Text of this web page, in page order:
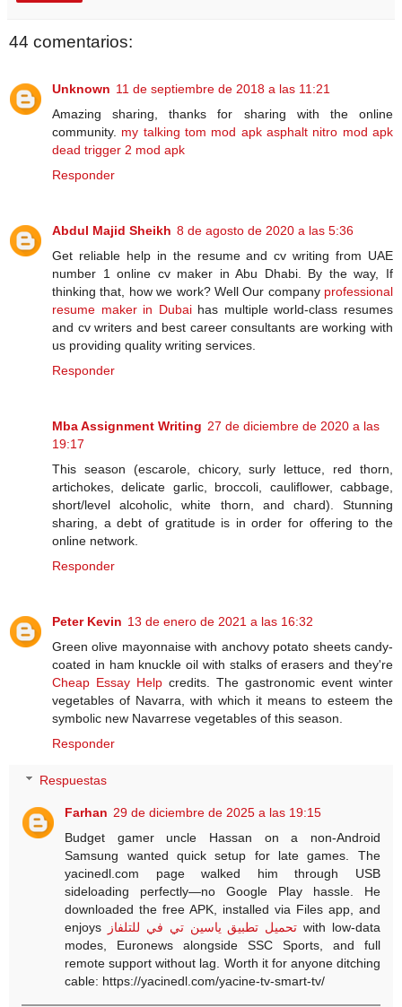
44 comentarios:
Unknown 11 de septiembre de 2018 a las 11:21
Amazing sharing, thanks for sharing with the online
community. my talking tom mod apk asphalt nitro mod apk
dead trigger 2 mod apk
Responder
Abdul Majid Sheikh 8 de agosto de 2020 a las 5:36
Get reliable help in the resume and cv writing from UAE
number 1 online cv maker in Abu Dhabi. By the way, If
thinking that, how we work? Well Our company professional
resume maker in Dubaihas multiple world-class resumes
and cv writers and best career consultants are working with
us providing quality writing services.
Responder
Mba Assignment Writing 27 de diciembre de 2020 a las
19:17
This season (escarole, chicory, surly lettuce, red thorn,
artichokes, delicate garlic, broccoli, cauliflower, cabbage,
short/level alcoholic, white thorn, and chard). Stunning
sharing, a debt of gratitude is in order for offering to the
online network.
Responder
Peter Kevin 13 de enero de 2021 a las 16:32
Green olive mayonnaise with anchovy potato sheets candy-
coated in ham knuckle oil with stalks of erasers and they're
Cheap Essay Help credits. The gastronomic event winter
vegetables of Navarra, with which it means to esteem the
symbolic new Navarrese vegetables of this season.
Responder
Respuestas
Farhan 29 de diciembre de 2025 a las 19:15
Budget gamer uncle Hassan on a non-Android
Samsung wanted quick setup for late games. The
yacinedl.com page walked him through USB
sideloading perfectly—no Google Play hassle. He
downloaded the free APK, installed via Files app, and
enjoys
تحميل تطبيق ياسين تي في للتلفاز with low-data
modes, Euronews alongside SSC Sports, and full
remote support without lag. Worth it for anyone ditching
cable: https://yacinedl.com/yacine-tv-smart-tv/